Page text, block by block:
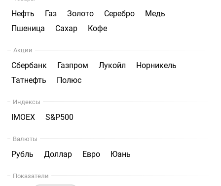
Нефть Газ Золото Серебро
Медь
Пшеница
Сахар Кофе
Акции
Сбербанк Газпром Лукойл
Норникель
Татнефть
Полюс
Индексы
IMOEX S&P500
Валюты
Рубль Доллар Евро Юань
Показатели